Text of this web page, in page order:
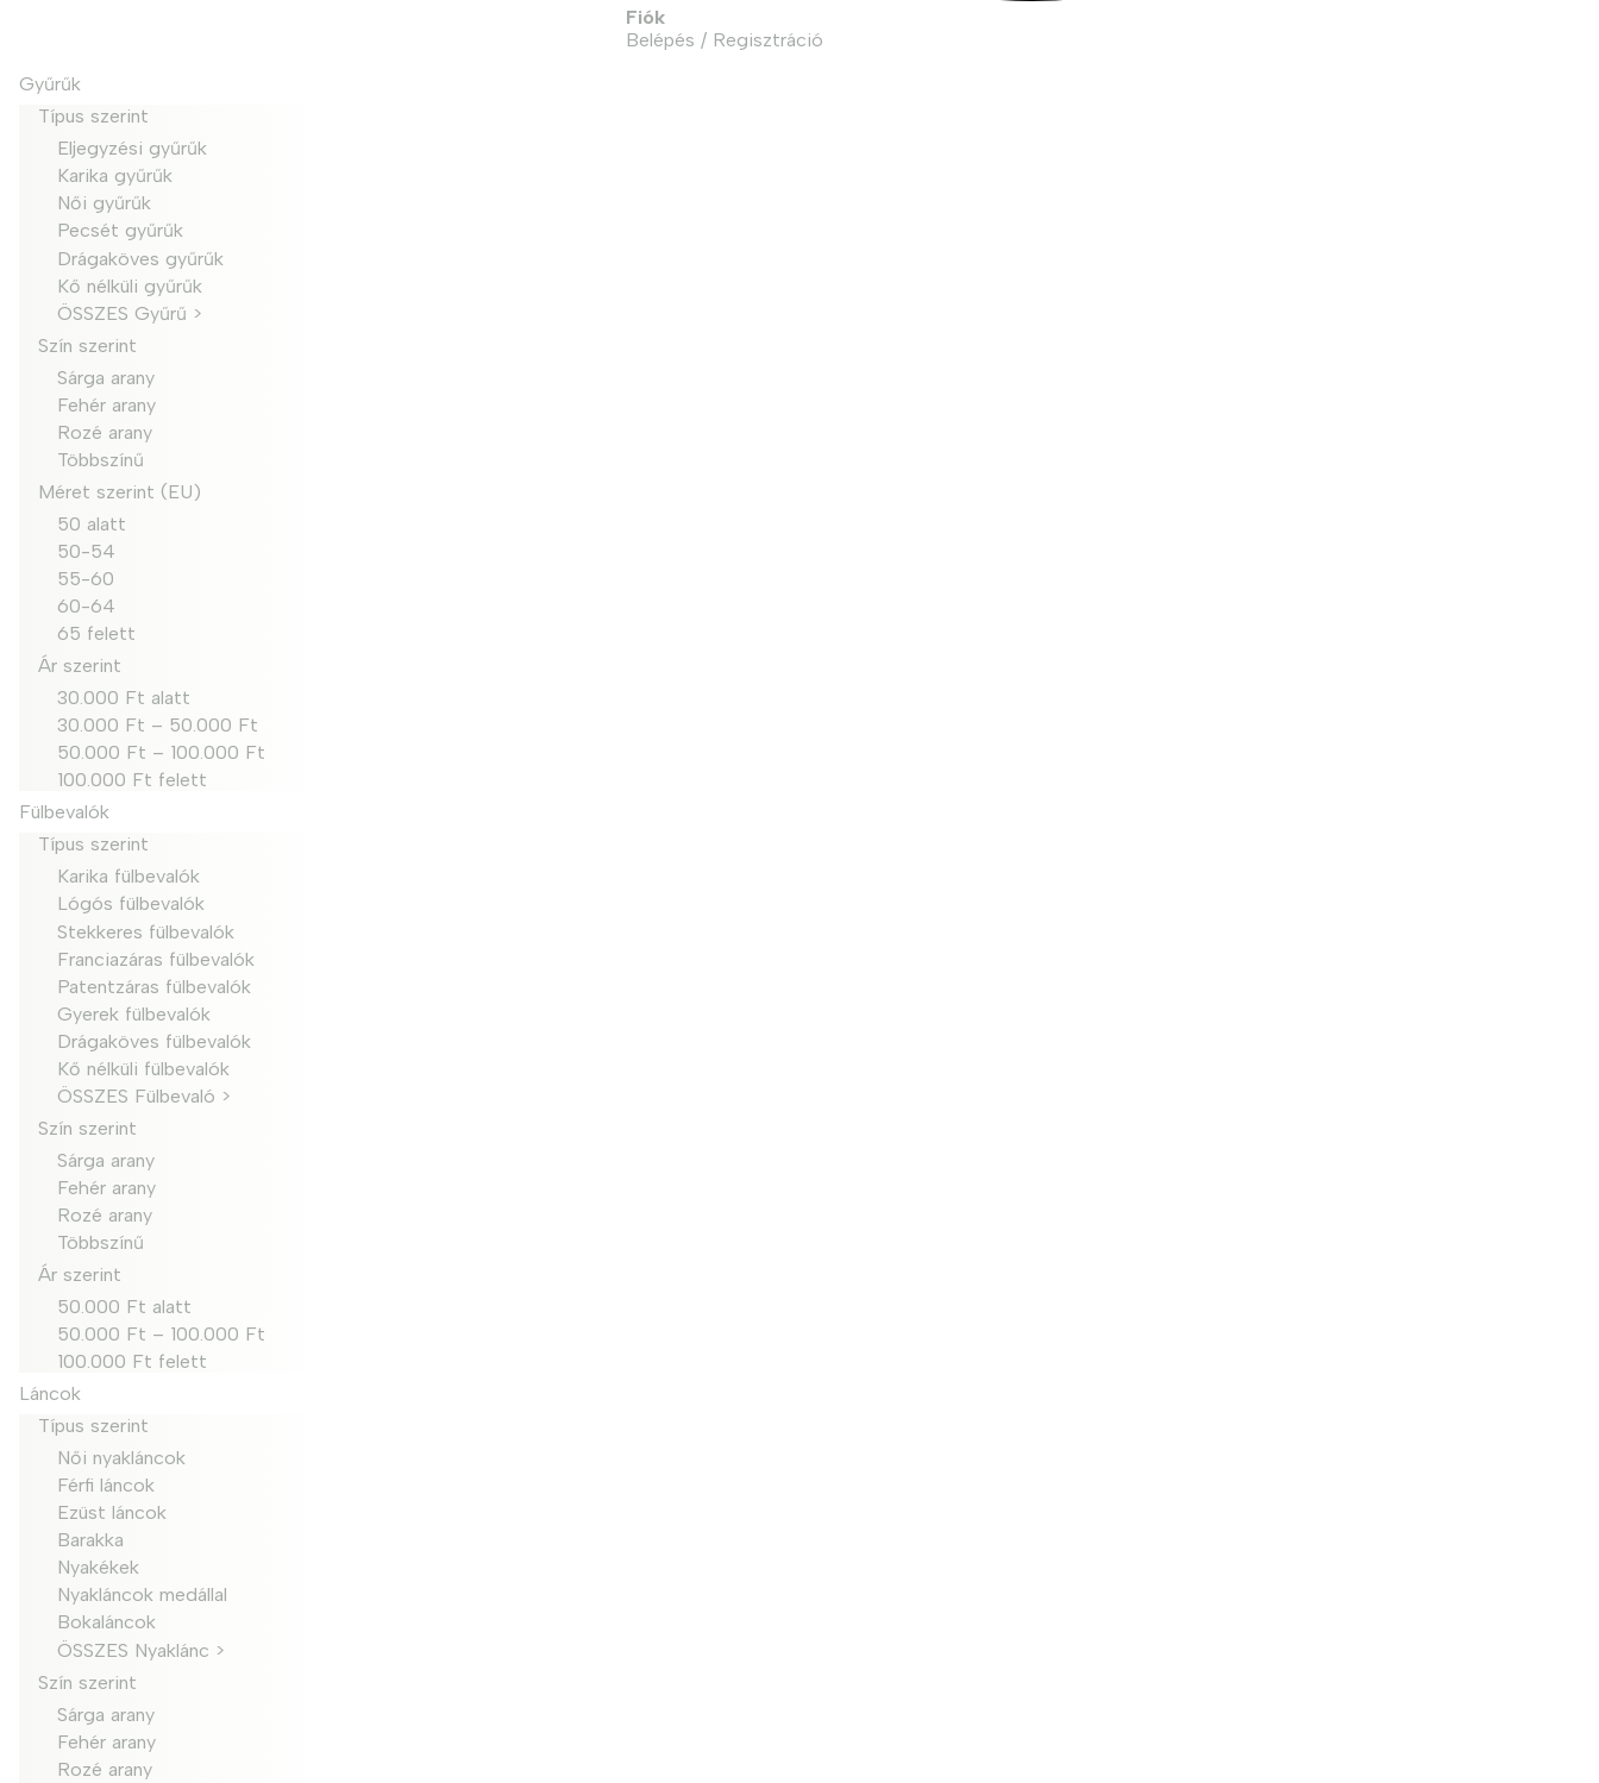
Fiók
Belépés / Regisztráció
Gyűrűk
Típus szerint
Eljegyzési gyűrűk
Karika gyűrűk
Női gyűrűk
Pecsét gyűrűk
Drágaköves gyűrűk
Kő nélküli gyűrűk
ÖSSZES Gyűrű >
Szín szerint
Sárga arany
Fehér arany
Rozé arany
Többszínű
Méret szerint (EU)
50 alatt
50-54
55-60
60-64
65 felett
Ár szerint
30.000 Ft alatt
30.000 Ft – 50.000 Ft
50.000 Ft – 100.000 Ft
100.000 Ft felett
Fülbevalók
Típus szerint
Karika fülbevalók
Lógós fülbevalók
Stekkeres fülbevalók
Franciazáras fülbevalók
Patentzáras fülbevalók
Gyerek fülbevalók
Drágaköves fülbevalók
Kő nélküli fülbevalók
ÖSSZES Fülbevaló >
Szín szerint
Sárga arany
Fehér arany
Rozé arany
Többszínű
Ár szerint
50.000 Ft alatt
50.000 Ft – 100.000 Ft
100.000 Ft felett
Láncok
Típus szerint
Női nyakláncok
Férfi láncok
Ezüst láncok
Barakka
Nyakékek
Nyakláncok medállal
Bokaláncok
ÖSSZES Nyaklánc >
Szín szerint
Sárga arany
Fehér arany
Rozé arany